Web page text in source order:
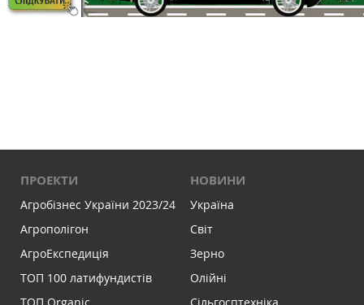
ПРОЕКТИ
Агробізнес України 2023/24
Агрополігон
АгроЕкспедиція
ТОП 100 латифундистів
НОВИНИ
Україна
Світ
Зерно
Олійні